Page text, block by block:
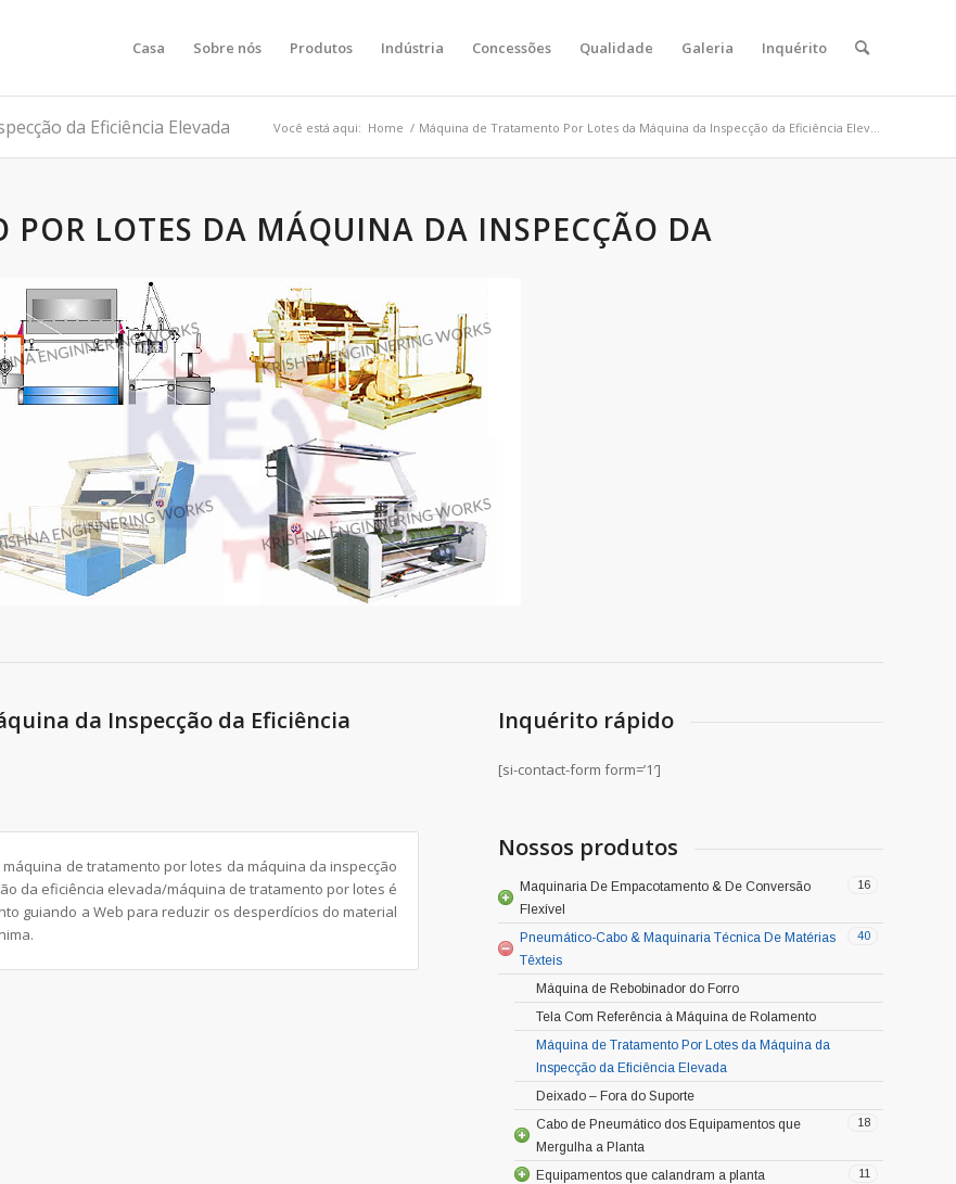
Casa Sobre nós Produtos Indústria Concessões Qualidade Galeria Inquérito
da Eficiência Elevada Você está aqui: Home / Máquina de Tratamento Por Lotes da Máquina da Inspecção da Eficiência Elev...
LOTES DA MÁQUINA DA INSPECÇÃO DA
da Inspecção da Eficiência
de tratamento por lotes da máquina da inspecção
da eficiência elevada/máquina de tratamento por lotes é
guiando a Web para reduzir os desperdícios do material
Inquérito rápido
[si-contact-form form=’1′]
Nossos produtos
16
Maquinaria De Empacotamento & De Conversão
Flexível
40
Pneumático-Cabo & Maquinaria Técnica De Matérias
Têxteis
Máquina de Rebobinador do Forro
Tela Com Referência à Máquina de Rolamento
Máquina de Tratamento Por Lotes da Máquina da
Inspecção da Eficiência Elevada
Deixado – Fora do Suporte
18
Cabo de Pneumático dos Equipamentos que
Mergulha a Planta
11
Equipamentos que calandram a planta